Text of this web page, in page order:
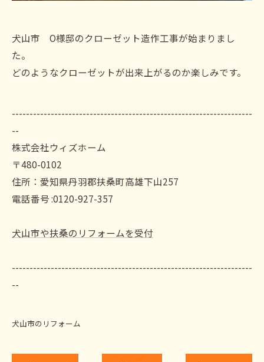
犬山市 O様邸のクローゼット造作工事が始まりまし
た。
どのようなクローゼットが出来上がるのか楽しみです。
--------------------------------------------------------------------
--
株式会社ウィズホーム
〒480-0102
住所：愛知県丹羽郡扶桑町高雄下山257
電話番号 :0120-927-357
犬山市や扶桑のリフォームを受付
--------------------------------------------------------------------
--
犬山市のリフォーム